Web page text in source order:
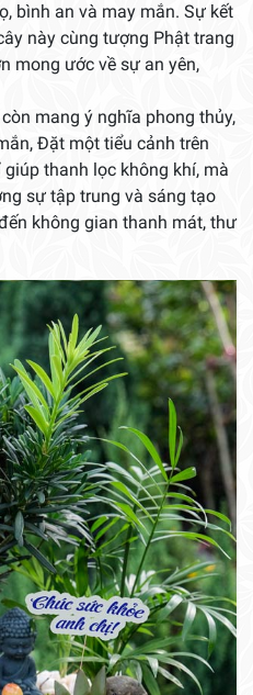
bình an và may mắn. Sự kết
này cùng tượng Phật trang
mong ước về sự an yên,
mang ý nghĩa phong thủy,
Đặt một tiểu cảnh trên
thanh lọc không khí, mà
sự tập trung và sáng tạo
không gian thanh mát, thư